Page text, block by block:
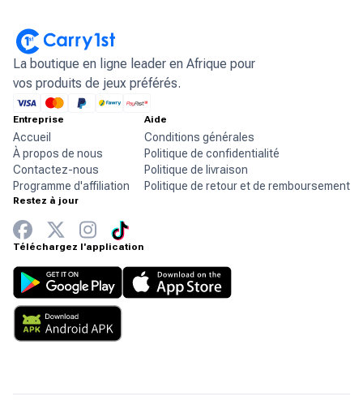
La boutique en ligne leader en Afrique pour
vos produits de jeux préférés.
Entreprise
Accueil
À propos de nous
Contactez-nous
Programme d'affiliation
Aide
Conditions générales
Politique de confidentialité
Politique de livraison
Politique de retour et de remboursement
Restez à jour
Téléchargez l'application